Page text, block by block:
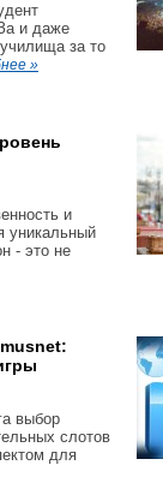
и даже
за то
»
и
уникальный
- это не
выбор
слотов
для